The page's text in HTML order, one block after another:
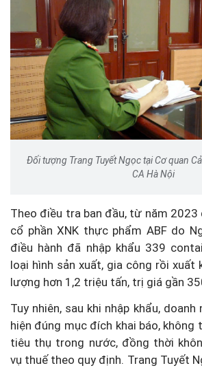
Đối tượng Trang Tuyết Ngọc tại Cơ quan
CA Hà Nội
Theo điều tra ban đầu, từ năm 2023
cổ phần XNK thực phẩm ABF do
điều hành đã nhập khẩu 339
loại hình sản xuất, gia công rồi xuất
lượng hơn 1,2 triệu tấn, trị giá gần
Tuy nhiên, sau khi nhập khẩu,
hiện đúng mục đích khai báo, không
tiêu thụ trong nước, đồng thời
vụ thuế theo quy định. Trang Tuyết